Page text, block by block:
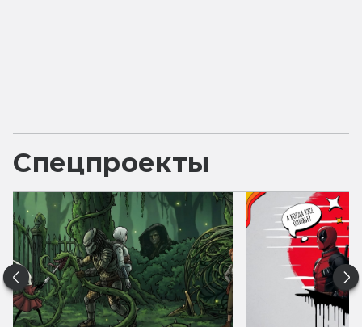
Спецпроекты